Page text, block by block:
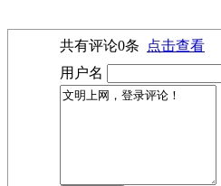
共有评论0条
点击查看
用户名